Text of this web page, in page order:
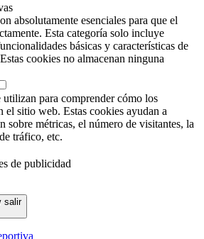
absolutamente esenciales para que el
Esta categoría solo incluye
básicas y características de
cookies no almacenan ninguna
utilizan para comprender cómo los
el sitio web. Estas cookies ayudan a
sobre métricas, el número de visitantes, la
tráfico, etc.
de publicidad
salir